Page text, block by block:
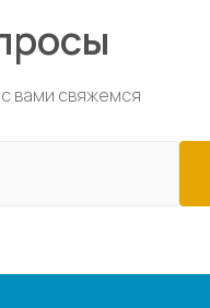
вами свяжемся